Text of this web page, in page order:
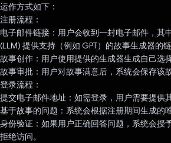
运作方式如下：
注册流程：
电子邮件链接：用户会收到一封电子邮件，其
(LLM) 提供支持（例如 GPT）的故事生成器的链
故事创作：用户使用提供的生成器生成自己选
故事审批：用户对故事满意后，系统会保存该
登录流程：
提交电子邮件地址：如需登录，用户需要提供
基于故事的问题：系统会根据注册期间生成的
身份验证：如果用户正确回答问题，系统会授
拒绝访问。